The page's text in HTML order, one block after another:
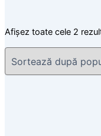
Afișez toate cele 2